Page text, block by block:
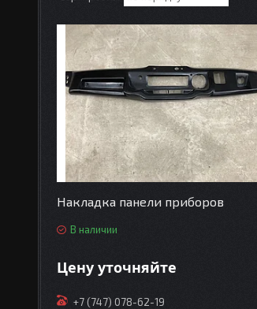
Накладка панели приборов
В наличии
Цену уточняйте
+7 (747) 078-62-19